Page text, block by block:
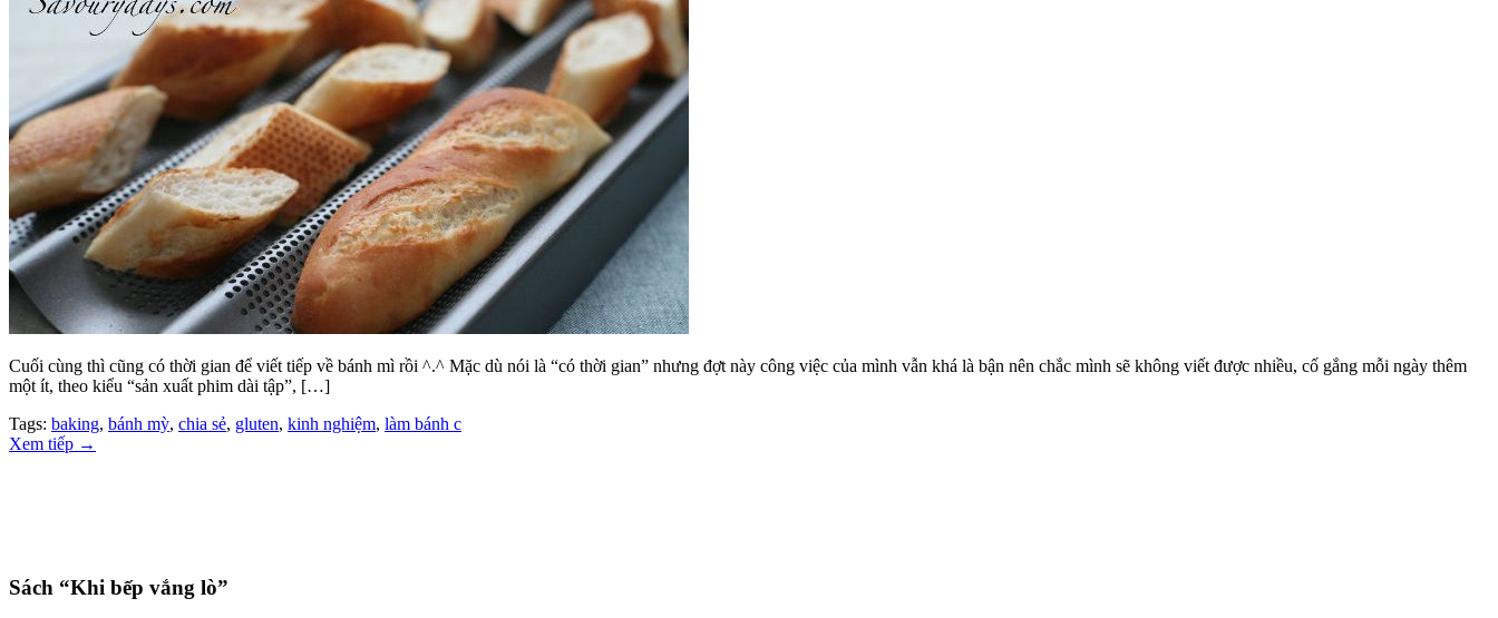
Cuối cùng thì cũng có thời gian để viết tiếp về bánh mì rồi ^.^ Mặc dù nói là “có thời gian” nhưng đợt này công việc của mình vẫn khá là bận nên chắc mình sẽ không viết được nhiều, cố gắng mỗi ngày thêm
một ít, theo kiểu “sản xuất phim dài tập”, […]
Tags: baking, bánh mỳ, chia sẻ, gluten, kinh nghiệm, làm bánh c
Xem tiếp →
Sách “Khi bếp vắng lò”